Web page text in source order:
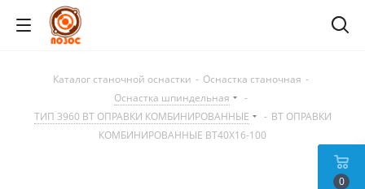
Каталог станочной оснастки - Оснастка станочная -
Оснастка шпиндельная
-
ТИП 3960 BT ОПРАВКИ КОМБИНИРОВАННЫЕ
- BT ОПРАВКИ
КОМБИНИРОВАННЫЕ BT40X16-100
0